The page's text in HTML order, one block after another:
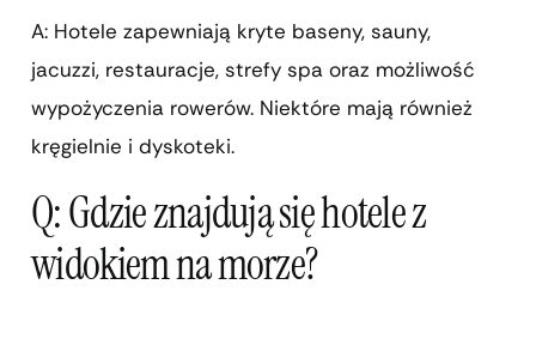
A: Hotele zapewniają kryte baseny, sauny,
jacuzzi, restauracje, strefy spa oraz możliwość
wypożyczenia rowerów. Niektóre mają również
kręgielnie i dyskoteki.
Q: Gdzie znajdują się hotele z
widokiem na morze?